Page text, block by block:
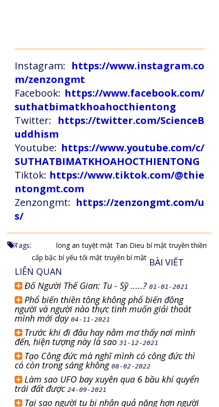
Instagram: https://www.instagram.co
m/zenzongmt
Facebook: https://www.facebook.com/
suthatbimatkhoahocthientong
Twitter: https://twitter.com/ScienceB
uddhism
Youtube: https://www.youtube.com/c/
SUTHATBIMATKHOAHOCTHIENTONG
Tiktok: https://www.tiktok.com/@thie
ntongmt.com
Zenzongmt: https://zenzongmt.com/u
s/
Tags: long an tuyệt mật Tan Dieu bí mật truyền thiền
cấp bậc bí yếu tối mật truyền bí mật BÀI VIẾT
LIÊN QUAN
Đố Người Thế Gian: Tu - Sỹ .....? 01-01-2021
Phổ biến thiền tông không phổ biến đông
người và người nào thực tình muốn giải thoát
mình mới dạy 04-11-2021
Trước khi đi đâu hay nằm mơ thấy nơi mình
đến, hiện tượng này là sao 31-12-2021
Tạo Công đức mà nghĩ mình có công đức thì
có còn trong sáng không 08-02-2022
Làm sao UFO bay xuyên qua 6 bầu khí quyển
trái đất được 24-09-2021
Tại sao người tu bị nhân quả nặng hơn người